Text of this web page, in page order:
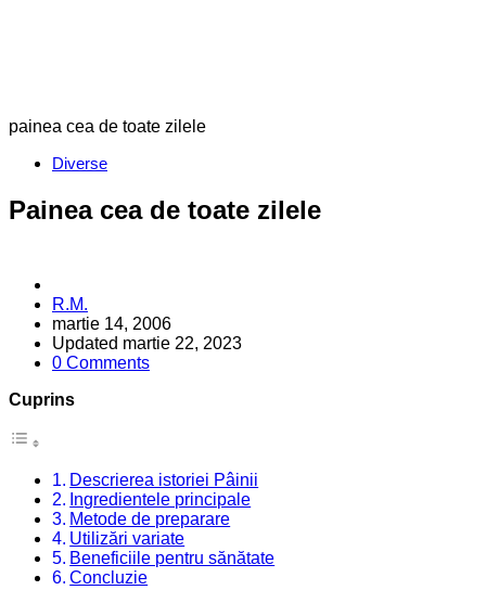
painea cea de toate zilele
Categories
Diverse
Painea cea de toate zilele
Posted
by
R.M.
martie 14, 2006
Updated martie 22, 2023
0 Comments
Cuprins
Descrierea istoriei Pâinii
Ingredientele principale
Metode de preparare
Utilizări variate
Beneficiile pentru sănătate
Concluzie